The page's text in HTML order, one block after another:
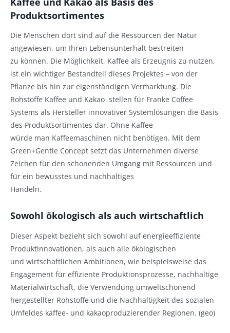
Produktsortimentes
Die Menschen dort sind auf die Ressourcen der Natur
angewiesen, um Ihren Lebensunterhalt bestreiten
zu können. Die Möglichkeit, Kaffee als Erzeugnis zu nutzen,
ist ein wichtiger Bestandteil dieses Projektes – von der
Pflanze bis hin zur eigenständigen Vermarktung. Die
Rohstoffe Kaffee und Kakao stellen für Franke Coffee
Systems als Hersteller innovativer Systemlösungen die Basis
des Produktsortimentes dar. Ohne Kaffee
würde man Kaffeemaschinen nicht benötigen. Mit dem
Green+Gentle Concept setzt das Unternehmen diverse
Zeichen für den schonenden Umgang mit Ressourcen und
für ein bewusstes und nachhaltiges
Handeln.
Sowohl ökologisch als auch wirtschaftlich
Dieser Aspekt bezieht sich sowohl auf energieeffiziente
Produktinnovationen, als auch alle ökologischen
und wirtschaftlichen Ambitionen, wie beispielsweise das
Engagement für effiziente Produktionsprozesse, nachhaltige
Materialwirtschaft, die Verwendung umweltschonend
hergestellter Rohstoffe und die Nachhaltigkeit des sozialen
Umfeldes kaffee- und kakaoproduzierender Regionen. (geo)